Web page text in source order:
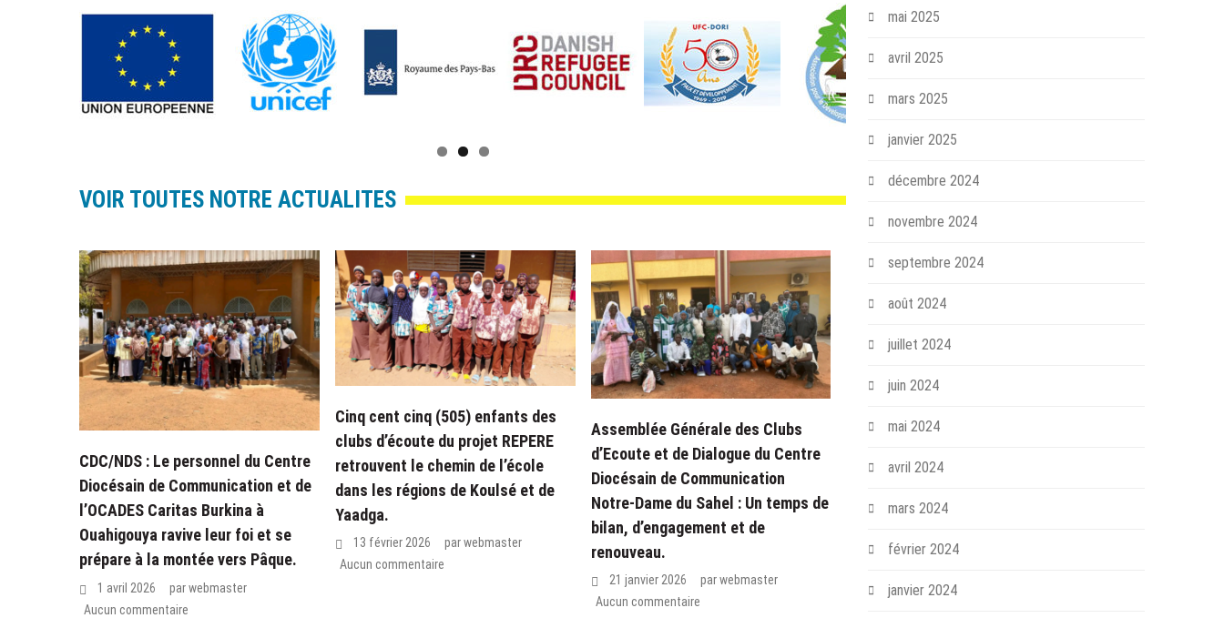
VOIR TOUTES NOTRE ACTUALITES
CDC/NDS : Le personnel du Centre
Diocésain de Communication et de
l’OCADES Caritas Burkina à
Ouahigouya ravive leur foi et se
prépare à la montée vers Pâque.
1 avril 2026 parwebmaster
Aucun commentaire
Cinq cent cinq (505) enfants des
clubs d’écoute du projet REPERE
retrouvent le chemin de l’école
dans les régions de Koulsé et de
Yaadga.
13 février 2026 parwebmaster
Aucun commentaire
Assemblée Générale des Clubs
d’Ecoute et de Dialogue du Centre
Diocésain de Communication
Notre-Dame du Sahel : Un temps de
bilan, d’engagement et de
renouveau.
21 janvier 2026 parwebmaster
Aucun commentaire
mai 2025
avril 2025
mars 2025
janvier 2025
décembre 2024
novembre 2024
septembre 2024
août 2024
juillet 2024
juin 2024
mai 2024
avril 2024
mars 2024
février 2024
janvier 2024